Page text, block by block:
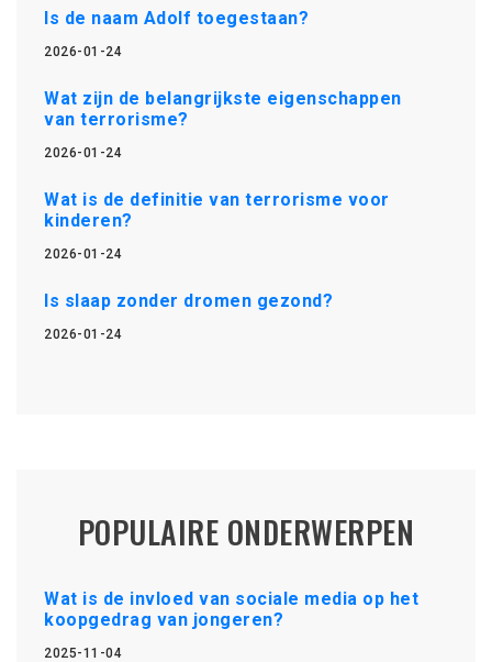
Is de naam Adolf toegestaan?
2026-01-24
Wat zijn de belangrijkste eigenschappen
van terrorisme?
2026-01-24
Wat is de definitie van terrorisme voor
kinderen?
2026-01-24
Is slaap zonder dromen gezond?
2026-01-24
POPULAIRE ONDERWERPEN
Wat is de invloed van sociale media op het
koopgedrag van jongeren?
2025-11-04